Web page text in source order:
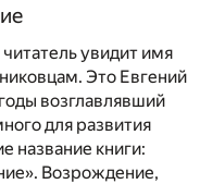
увидит имя
Это Евгений
возглавлявший
для развития
название книги:
Возрождение,